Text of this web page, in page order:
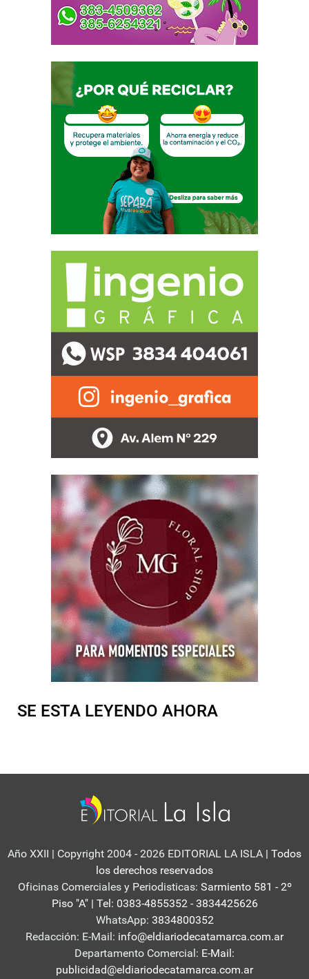
SE ESTA LEYENDO AHORA
Año XXII | Copyright 2004 - 2026 EDITORIAL LA ISLA | Todos
los derechos reservados
Oficinas Comerciales y Periodisticas: Sarmiento 581 - 2º
Piso "A" | Tel: 0383-4855352 - 3834425626
WhatsApp: 3834800352
Redacción: E-Mail: info@eldiariodecatamarca.com.ar
Departamento Comercial: E-Mail:
publicidad@eldiariodecatamarca.com.ar